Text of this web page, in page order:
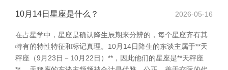
10月14日星座是什么？ 2026-05-16
在占星学中，星座是确认降生辰期来分辨的，每个星座齐有其
特有的特性特征和标记真理。10月14日降生的东谈主属于**天
秤座（9月23日－10月22日）**，因此他们的星座是**天秤座